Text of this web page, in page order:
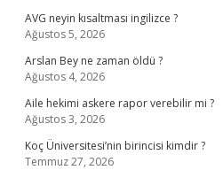
AVG neyin kısaltması ingilizce ?
Ağustos 5, 2026
Arslan Bey ne zaman öldü ?
Ağustos 4, 2026
Aile hekimi askere rapor verebilir mi ?
Ağustos 3, 2026
Koç Üniversitesi’nin birincisi kimdir ?
Temmuz 27, 2026